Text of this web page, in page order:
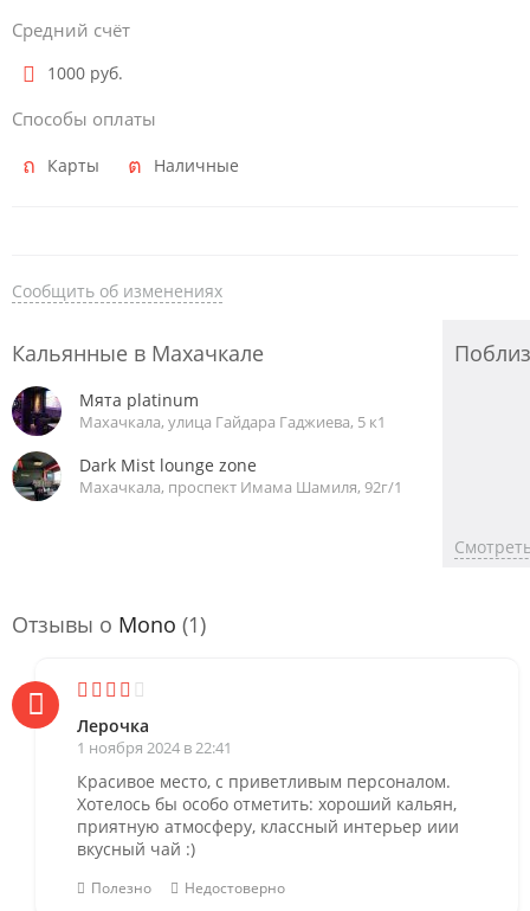
Средний счёт
1000 руб.
Способы оплаты
Карты Наличные
Сообщить об изменениях
Кальянные в Махачкале
Мята platinum
Махачкала, улица Гайдара Гаджиева, 5 к1
Dark Mist lounge zone
Махачкала, проспект Имама Шамиля, 92г/1
Отзывы о Mono (1)
Лерочка
1 ноября 2024 в 22:41
Красивое место, с приветливым персоналом.
Хотелось бы особо отметить: хороший кальян,
приятную атмосферу, классный интерьер иии
вкусный чай :)
Полезно Недостоверно